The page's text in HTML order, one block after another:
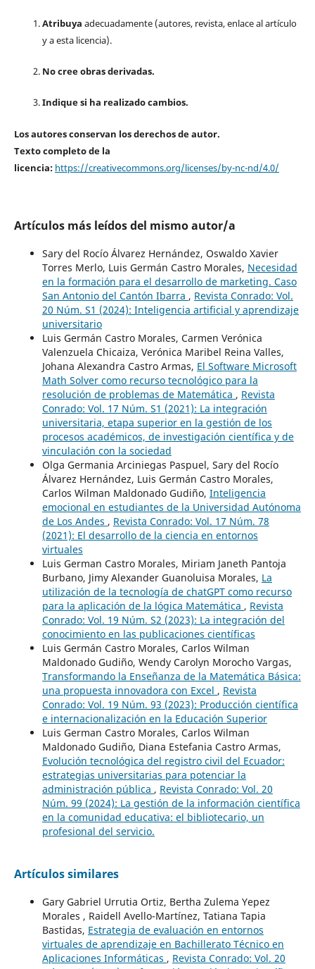
Atribuya adecuadamente (autores, revista, enlace al artículo
y a esta licencia).
No cree obras derivadas.
Indique si ha realizado cambios.
Los autores conservan los derechos de autor.
Texto completo de la
licencia: https://creativecommons.org/licenses/by-nc-nd/4.0/
Artículos más leídos del mismo autor/a
Sary del Rocío Álvarez Hernández, Oswaldo Xavier
Torres Merlo, Luis Germán Castro Morales, Necesidad
en la formación para el desarrollo de marketing. Caso
San Antonio del Cantón Ibarra , Revista Conrado: Vol.
20 Núm. S1 (2024): Inteligencia artificial y aprendizaje
universitario
Luis Germán Castro Morales, Carmen Verónica
Valenzuela Chicaiza, Verónica Maribel Reina Valles,
Johana Alexandra Castro Armas, El Software Microsoft
Math Solver como recurso tecnológico para la
resolución de problemas de Matemática , Revista
Conrado: Vol. 17 Núm. S1 (2021): La integración
universitaria, etapa superior en la gestión de los
procesos académicos, de investigación científica y de
vinculación con la sociedad
Olga Germania Arciniegas Paspuel, Sary del Rocío
Álvarez Hernández, Luis Germán Castro Morales,
Carlos Wilman Maldonado Gudiño, Inteligencia
emocional en estudiantes de la Universidad Autónoma
de Los Andes , Revista Conrado: Vol. 17 Núm. 78
(2021): El desarrollo de la ciencia en entornos
virtuales
Luis German Castro Morales, Miriam Janeth Pantoja
Burbano, Jimy Alexander Guanoluisa Morales, La
utilización de la tecnología de chatGPT como recurso
para la aplicación de la lógica Matemática , Revista
Conrado: Vol. 19 Núm. S2 (2023): La integración del
conocimiento en las publicaciones científicas
Luis Germán Castro Morales, Carlos Wilman
Maldonado Gudiño, Wendy Carolyn Morocho Vargas,
Transformando la Enseñanza de la Matemática Básica:
una propuesta innovadora con Excel , Revista
Conrado: Vol. 19 Núm. 93 (2023): Producción científica
e internacionalización en la Educación Superior
Luis German Castro Morales, Carlos Wilman
Maldonado Gudiño, Diana Estefania Castro Armas,
Evolución tecnológica del registro civil del Ecuador:
estrategias universitarias para potenciar la
administración pública , Revista Conrado: Vol. 20
Núm. 99 (2024): La gestión de la información científica
en la comunidad educativa: el bibliotecario, un
profesional del servicio.
Artículos similares
Gary Gabriel Urrutia Ortiz, Bertha Zulema Yepez
Morales , Raidell Avello-Martínez, Tatiana Tapia
Bastidas, Estrategia de evaluación en entornos
virtuales de aprendizaje en Bachillerato Técnico en
Aplicaciones Informáticas , Revista Conrado: Vol. 20